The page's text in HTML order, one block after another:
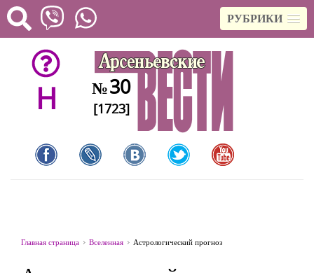
РУБРИКИ
H №30
[1723]
Главная страница Вселенная Астрологический прогноз